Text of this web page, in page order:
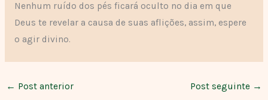
Nenhum ruído dos pés ficará oculto no dia em que
Deus te revelar a causa de suas aflições, assim, espere
o agir divino.
← Post anterior Post seguinte →